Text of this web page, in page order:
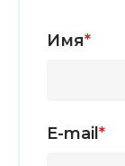
Имя*
E-mail *